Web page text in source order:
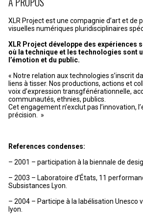
XLR Project est une compagnie d’art et de
visuelles numériques pluridisciplinaires
XLR Project développe des expériences
où la technique et les technologies sont
l’émotion et du public.
« Notre relation aux technologies s’inscrit
liens à tisser. Nos productions, actions et
voix d’expression transgfénérationnelle,
communautés, ethnies, publics.
Cet engagement n’exclut pas l’innovation,
précision. »
References condenses:
– 2001 – participation à la biennale de
– 2003 – Laboratoire d’États, 11
Subsistances Lyon.
– 2004 – Participe à la labélisation Unesco
lyon.